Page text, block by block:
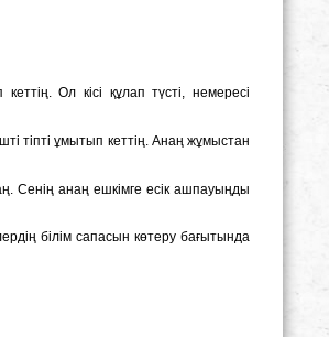
Ол кісі құлап түсті, немересі
тіпті ұмытып кеттің. Анаң жұмыстан
Сенің анаң ешкімге есік ашпауыңды
білім сапасын көтеру бағытында